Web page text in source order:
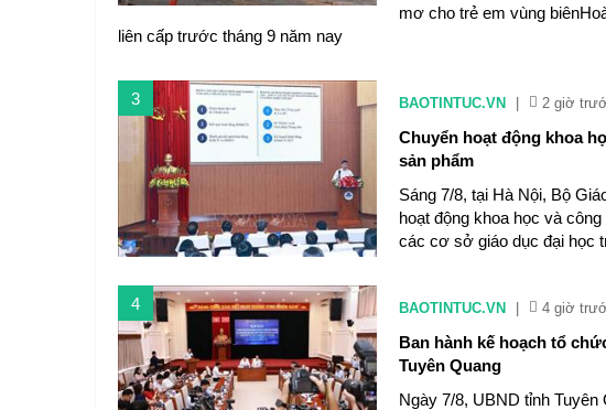
mơ cho trẻ em vùng
liên cấp trước tháng 9 năm nay
3 BAOTINTUC.VN 2 giờ
Chuyển hoạt động khoa
sản phẩm
Sáng 7/8, tại Hà Nội, Bộ
hoạt động khoa học và
các cơ sở giáo dục đại học
4 BAOTINTUC.VN 4 giờ
Ban hành kế hoạch tổ
Tuyên Quang
Ngày 7/8, UBND tỉnh